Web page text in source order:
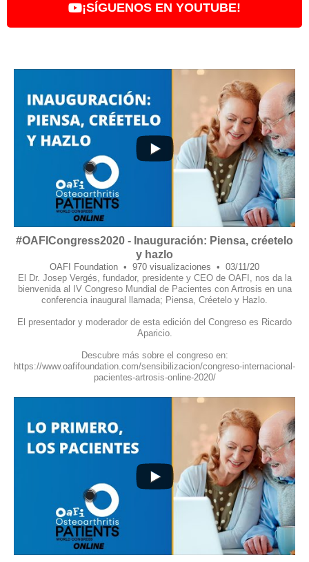
¡SÍGUENOS EN YOUTUBE!
#OAFICongress2020 - Inauguración: Piensa, créetelo
y hazlo
OAFI Foundation 970 visualizaciones
03/11/20
El Dr. Josep Vergés, fundador, presidente y CEO de OAFI, nos da la
bienvenida al IV Congreso Mundial de Pacientes con Artrosis en una
conferencia inaugural llamada; Piensa, Créetelo y Hazlo.
El presentador y moderador de esta edición del Congreso es Ricardo
Aparicio.
Descubre más sobre el congreso en:
https://www.oafifoundation.com/sensibilizacion/congreso-internacional-
pacientes-artrosis-online-2020/